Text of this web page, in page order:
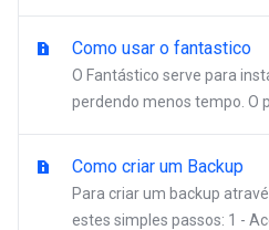
Como usar o fantastico
O Fantástico serve para
perdendo menos tempo. O
Como criar um Backup
Para criar um backup
estes simples passos: 1 -